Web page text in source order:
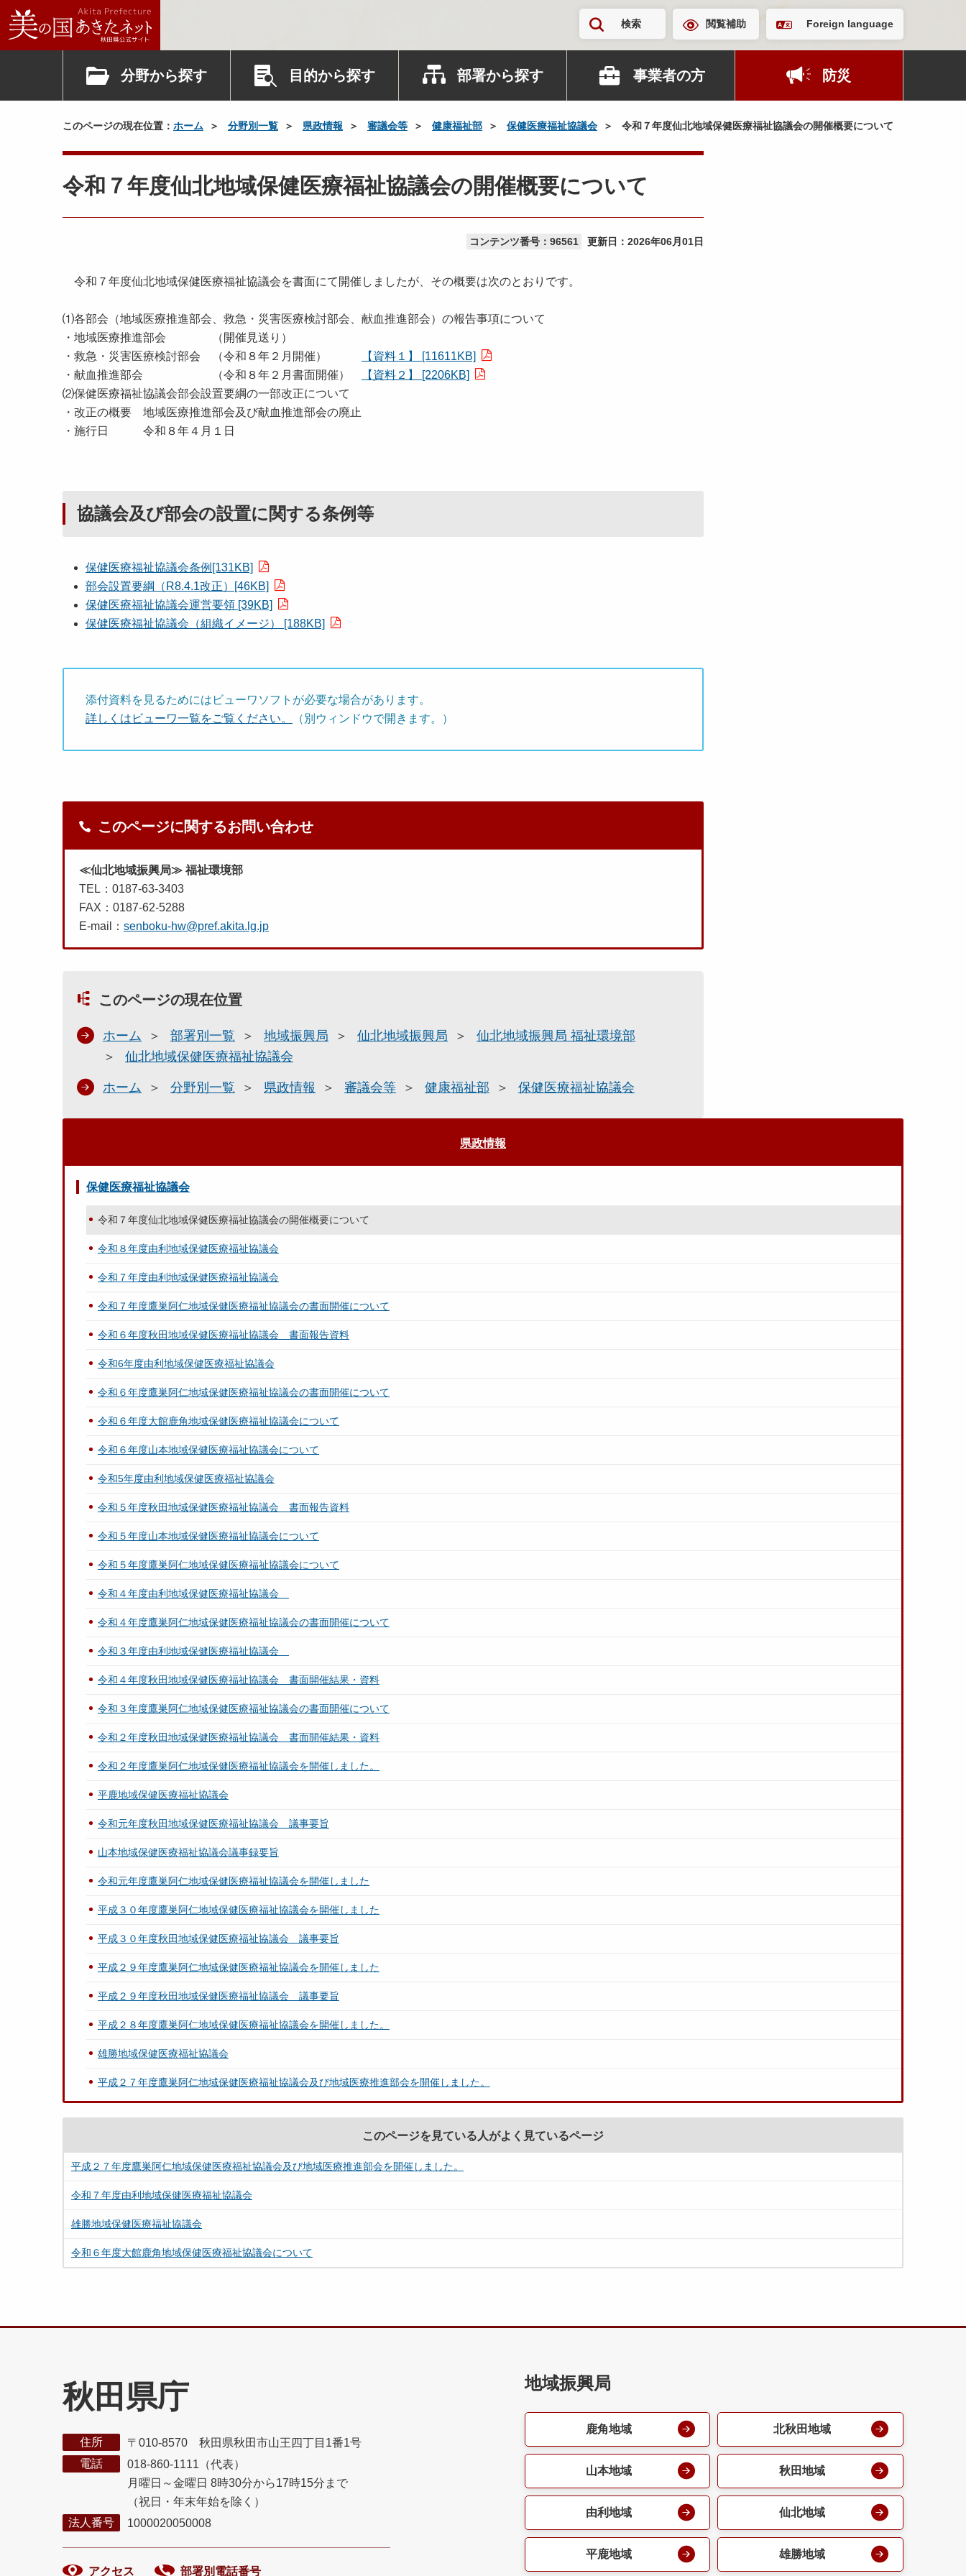
検索 閲覧補助 Foreign language
分野から探す 目的から探す 部署から探す 事業者の方 防災
このページの現在位置： ホーム 分野別一覧 県政情報 審議会等 健康福祉部 保健医療福祉協議会 令和７年度仙北地域保健医療福祉協議会の開催概要について
令和７年度仙北地域保健医療福祉協議会の開催概要について
コンテンツ番号：96561 更新日： 2026年06月01日
令和７年度仙北地域保健医療福祉協議会を書面にて開催しましたが、その概要は次のとおりです。
⑴各部会（地域医療推進部会、救急・災害医療検討部会、献血推進部会）の報告事項について
・地域医療推進部会 （開催見送り）
・救急・災害医療検討部会 （令和８年２月開催）
【資料１】 [11611KB]
・献血推進部会 （令和８年２月書面開催）
【資料２】 [2206KB]
⑵保健医療福祉協議会部会設置要綱の一部改正について
・改正の概要 地域医療推進部会及び献血推進部会の廃止
・施行日 令和８年４月１日
協議会及び部会の設置に関する条例等
保健医療福祉協議会条例[131KB]
部会設置要綱（R8.4.1改正）[46KB]
保健医療福祉協議会運営要領 [39KB]
保健医療福祉協議会（組織イメージ） [188KB]
添付資料を見るためにはビューワソフトが必要な場合があります。
詳しくはビューワ一覧をご覧ください。
（別ウィンドウで開きます。）
このページに関するお問い合わせ
≪仙北地域振興局≫ 福祉環境部
TEL：0187-63-3403
FAX：0187-62-5288
E-mail： senboku-hw@pref.akita.lg.jp
このページの現在位置
ホーム 部署別一覧 地域振興局 仙北地域振興局
仙北地域振興局 福祉環境部
仙北地域保健医療福祉協議会
ホーム 分野別一覧 県政情報 審議会等 健康福祉部 保健医療福祉協議会
県政情報
保健医療福祉協議会
令和７年度仙北地域保健医療福祉協議会の開催概要について
令和８年度由利地域保健医療福祉協議会
令和７年度由利地域保健医療福祉協議会
令和７年度鷹巣阿仁地域保健医療福祉協議会の書面開催について
令和６年度秋田地域保健医療福祉協議会 書面報告資料
令和6年度由利地域保健医療福祉協議会
令和６年度鷹巣阿仁地域保健医療福祉協議会の書面開催について
令和６年度大館鹿角地域保健医療福祉協議会について
令和６年度山本地域保健医療福祉協議会について
令和5年度由利地域保健医療福祉協議会
令和５年度秋田地域保健医療福祉協議会 書面報告資料
令和５年度山本地域保健医療福祉協議会について
令和５年度鷹巣阿仁地域保健医療福祉協議会について
令和４年度由利地域保健医療福祉協議会
令和４年度鷹巣阿仁地域保健医療福祉協議会の書面開催について
令和３年度由利地域保健医療福祉協議会
令和４年度秋田地域保健医療福祉協議会 書面開催結果・資料
令和３年度鷹巣阿仁地域保健医療福祉協議会の書面開催について
令和２年度秋田地域保健医療福祉協議会 書面開催結果・資料
令和２年度鷹巣阿仁地域保健医療福祉協議会を開催しました。
平鹿地域保健医療福祉協議会
令和元年度秋田地域保健医療福祉協議会 議事要旨
山本地域保健医療福祉協議会議事録要旨
令和元年度鷹巣阿仁地域保健医療福祉協議会を開催しました
平成３０年度鷹巣阿仁地域保健医療福祉協議会を開催しました
平成３０年度秋田地域保健医療福祉協議会 議事要旨
平成２９年度鷹巣阿仁地域保健医療福祉協議会を開催しました
平成２９年度秋田地域保健医療福祉協議会 議事要旨
平成２８年度鷹巣阿仁地域保健医療福祉協議会を開催しました。
雄勝地域保健医療福祉協議会
平成２７年度鷹巣阿仁地域保健医療福祉協議会及び地域医療推進部会を開催しました。
このページを見ている人がよく見ているページ
平成２７年度鷹巣阿仁地域保健医療福祉協議会及び地域医療推進部会を開催しました。
令和７年度由利地域保健医療福祉協議会
雄勝地域保健医療福祉協議会
令和６年度大館鹿角地域保健医療福祉協議会について
秋田県庁
住所
〒010-8570 秋田県秋田市山王四丁目1番1号
電話
018-860-1111（代表）
月曜日～金曜日 8時30分から17時15分まで
（祝日・年末年始を除く）
法人番号
1000020050008
アクセス 部署別電話番号
地域振興局
鹿角地域 北秋田地域
山本地域 秋田地域
由利地域 仙北地域
平鹿地域 雄勝地域